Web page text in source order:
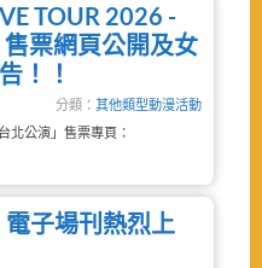
TOUR 2026 -
票網頁公開及女
！！
分類： 其他類型動漫活動
北公演」售票專頁：
電子場刊熱烈上